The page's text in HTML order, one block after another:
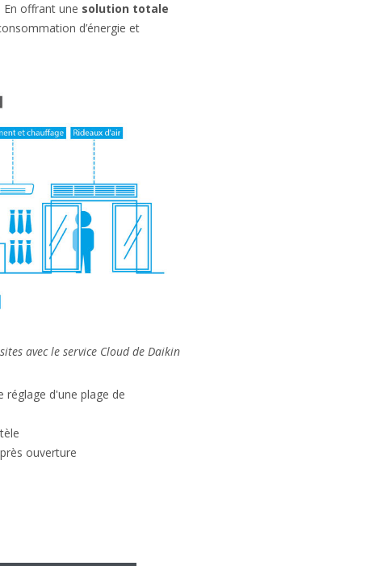
. En offrant une solution totale
d’énergie et
avec le service Cloud de Daikin
réglage d'une plage de
ouverture